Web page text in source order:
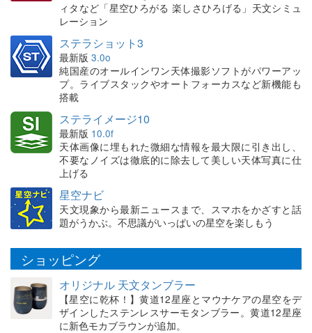
ィタなど「星空ひろがる 楽しさひろげる」天文シミュ
レーション
ステラショット3
最新版 3.0o
純国産のオールインワン天体撮影ソフトがパワーアッ
プ。ライブスタックやオートフォーカスなど新機能も
搭載
ステライメージ10
最新版 10.0f
天体画像に埋もれた微細な情報を最大限に引き出し、
不要なノイズは徹底的に除去して美しい天体写真に仕
上げる
星空ナビ
天文現象から最新ニュースまで、スマホをかざすと話
題がうかぶ。不思議がいっぱいの星空を楽しもう
ショッピング
オリジナル 天文タンブラー
【星空に乾杯！】黄道12星座とマウナケアの星空をデ
ザインしたステンレスサーモタンブラー。黄道12星座
に新色モカブラウンが追加。